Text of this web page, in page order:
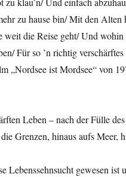
zu hause bin/ Mit den Alten
weit die Reise geht/ Und
Für so ’n richtig
„Nordsee ist Mordsee“ von
Leben – nach der Fülle
Grenzen, hinaus aufs Meer,
Lebenssehnsucht gewesen ist